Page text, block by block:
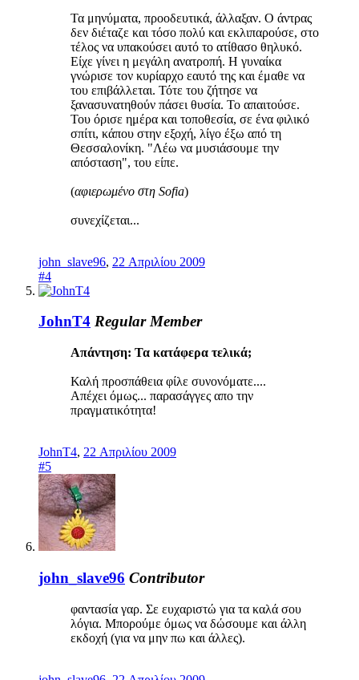
Τα μηνύματα, προοδευτικά, άλλαξαν. Ο άντρας
δεν διέταζε και τόσο πολύ και εκλιπαρούσε, στο
τέλος να υπακούσει αυτό το ατίθασο θηλυκό.
Είχε γίνει η μεγάλη ανατροπή. Η γυναίκα
γνώρισε τον κυρίαρχο εαυτό της και έμαθε να
του επιβάλλεται. Τότε του ζήτησε να
ξανασυνατηθούν πάσει θυσία. Το απαιτούσε.
Του όρισε ημέρα και τοποθεσία, σε ένα φιλικό
σπίτι, κάπου στην εξοχή, λίγο έξω από τη
Θεσσαλονίκη. "Λέω να μυσιάσουμε την
απόσταση", του είπε.
(αφιερωμένo στη Sofia)
συνεχίζεται...
john_slave96, 22 Απριλίου 2009
#4
JohnT4 Regular Member
Απάντηση: Τα κατάφερα τελικά;
Καλή προσπάθεια φίλε συνονόματε....
Απέχει όμως... παρασάγγες απο την
πραγματικότητα!
JohnT4, 22 Απριλίου 2009
#5
john_slave96 Contributor
φαντασία γαρ. Σε ευχαριστώ για τα καλά σου
λόγια. Μπορούμε όμως να δώσουμε και άλλη
εκδοχή (για να μην πω και άλλες).